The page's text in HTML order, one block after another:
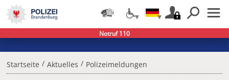
Startseite / Aktuelles / Polizeimeldungen
Notruf 110